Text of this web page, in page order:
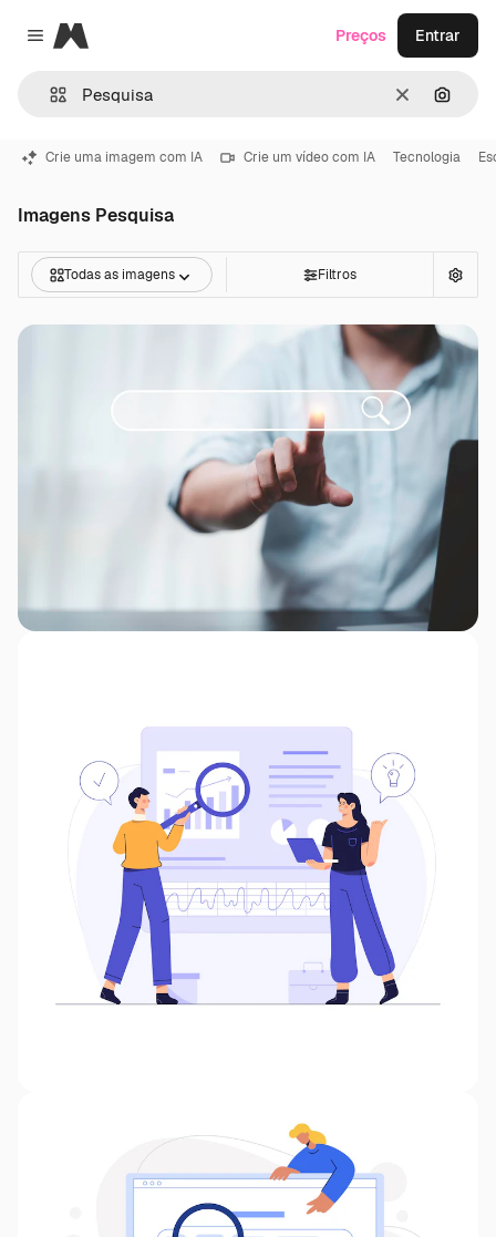
Close menu
Magnific
Limpar
Preços Entrar
Crie uma imagem com IA Crie um vídeo com IA Tecnologia
Imagens Pesquisa
Todas as imagens Filtros